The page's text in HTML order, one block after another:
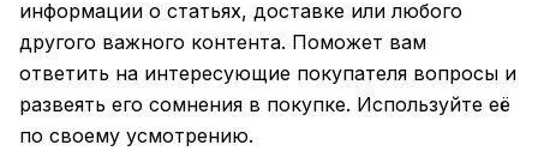
информации о статьях, доставке или любого
другого важного контента. Поможет вам
ответить на интересующие покупателя вопросы и
развеять его сомнения в покупке. Используйте её
по своему усмотрению.